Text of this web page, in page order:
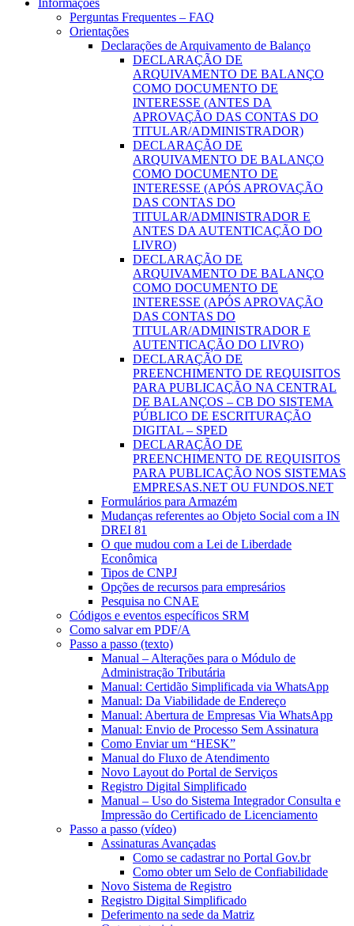
Informações
Perguntas Frequentes – FAQ
Orientações
Declarações de Arquivamento de Balanço
DECLARAÇÃO DE
ARQUIVAMENTO DE BALANÇO
COMO DOCUMENTO DE
INTERESSE (ANTES DA
APROVAÇÃO DAS CONTAS DO
TITULAR/ADMINISTRADOR)
DECLARAÇÃO DE
ARQUIVAMENTO DE BALANÇO
COMO DOCUMENTO DE
INTERESSE (APÓS APROVAÇÃO
DAS CONTAS DO
TITULAR/ADMINISTRADOR E
ANTES DA AUTENTICAÇÃO DO
LIVRO)
DECLARAÇÃO DE
ARQUIVAMENTO DE BALANÇO
COMO DOCUMENTO DE
INTERESSE (APÓS APROVAÇÃO
DAS CONTAS DO
TITULAR/ADMINISTRADOR E
AUTENTICAÇÃO DO LIVRO)
DECLARAÇÃO DE
PREENCHIMENTO DE REQUISITOS
PARA PUBLICAÇÃO NA CENTRAL
DE BALANÇOS – CB DO SISTEMA
PÚBLICO DE ESCRITURAÇÃO
DIGITAL – SPED
DECLARAÇÃO DE
PREENCHIMENTO DE REQUISITOS
PARA PUBLICAÇÃO NOS SISTEMAS
EMPRESAS.NET OU FUNDOS.NET
Formulários para Armazém
Mudanças referentes ao Objeto Social com a IN
DREI 81
O que mudou com a Lei de Liberdade
Econômica
Tipos de CNPJ
Opções de recursos para empresários
Pesquisa no CNAE
Códigos e eventos específicos SRM
Como salvar em PDF/A
Passo a passo (texto)
Manual – Alterações para o Módulo de
Administração Tributária
Manual: Certidão Simplificada via WhatsApp
Manual: Da Viabilidade de Endereço
Manual: Abertura de Empresas Via WhatsApp
Manual: Envio de Processo Sem Assinatura
Como Enviar um “HESK”
Manual do Fluxo de Atendimento
Novo Layout do Portal de Serviços
Registro Digital Simplificado
Manual – Uso do Sistema Integrador Consulta e
Impressão do Certificado de Licenciamento
Passo a passo (vídeo)
Assinaturas Avançadas
Como se cadastrar no Portal Gov.br
Como obter um Selo de Confiabilidade
Novo Sistema de Registro
Registro Digital Simplificado
Deferimento na sede da Matriz